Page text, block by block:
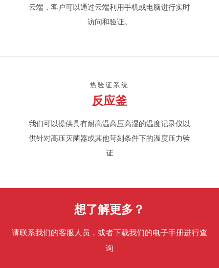
云端，客户可以通过云端利用手机或电脑进行实时
访问和验证。
热验证系统
反应釜
我们可以提供具有耐高温高压高湿的温度记录仪以
供针对高压灭菌器或其他苛刻条件下的温度压力验
证
想了解更多？
请联系我们的客服人员，或者下载我们的电子手册进行查
询